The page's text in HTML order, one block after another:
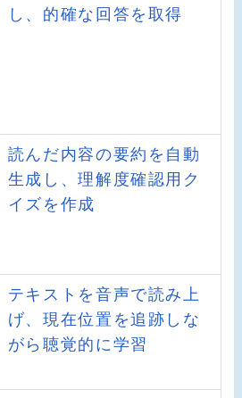
し、的確な回答を取得
読んだ内容の要約を自動
生成し、理解度確認用ク
イズを作成
テキストを音声で読み上
げ、現在位置を追跡しな
がら聴覚的に学習